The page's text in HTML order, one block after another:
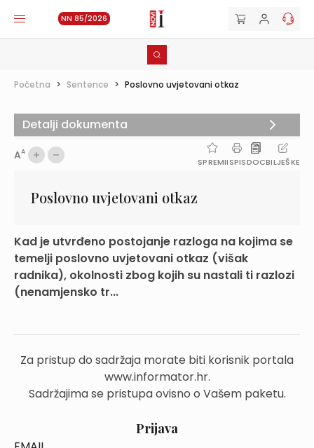
NN 85/2026
Početna > Sentence > Poslovno uvjetovani otkaz
AA
SPREMIISPISDOCBILJEŠKE
Poslovno uvjetovani otkaz
Kad je utvrđeno postojanje razloga na kojima se
temelji poslovno uvjetovani otkaz (višak
radnika), okolnosti zbog kojih su nastali ti razlozi
(nenamjensko tr...
Za pristup do sadržaja morate biti korisnik portala
www.informator.hr.
Sadržajima se pristupa ovisno o Vašem paketu.
Prijava
Detalji dokumenta